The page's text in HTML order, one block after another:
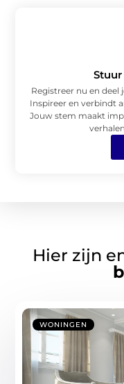
Registreer nu en
Inspireer en verbindt
Jouw stem maakt
Hier zijn
WONINGEN